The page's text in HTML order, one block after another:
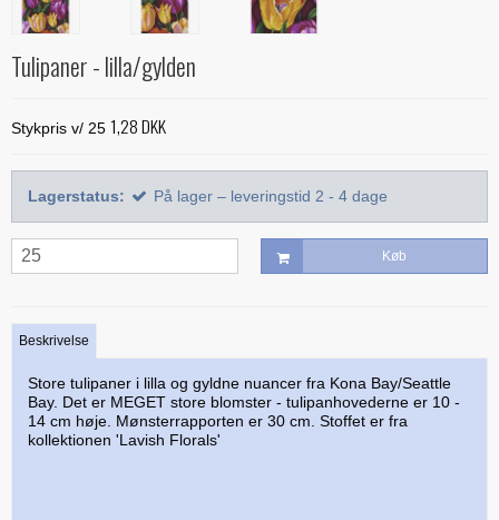
Stof efter farve
Treasure Håndquiltetråd
Glitter 'hologram'tråd
Indlægsstoffer
Polyester mellemfoer
Alle bøger
Julebøger
Modern Quilts
Paper/foundation piecing
Quiltning
Mønstre
Alle mønstre
BeColourful - Jacqueline de Jonge
Mønstre til stamps
Mønstre fra Sew Kind of Wonderful
Skabeloner og linealer
Buede former
Creative Grids
Diverse skabeloner
Linealer
Phillips Fiber Art
Studio 180 Design
Bøger om quiltning
Quiltemønstre
Fortrykte quilttoppe
Taskemønstre og -tilbehør
Taskemønstre
Lynlåse
Hardware - taskespænder
Indlægsstoffer og mellemfoer til tasker
Øvrigt tilbehør til tasker
Materialer til masker/mundbind
Kork og kunstlæder
Tulipaner - lilla/gylden
Stykpris v/ 25 1,28 DKK
Lagerstatus: På lager – leveringstid 2 - 4 dage
Køb
Beskrivelse
Store tulipaner i lilla og gyldne nuancer fra Kona Bay/Seattle
Bay. Det er MEGET store blomster - tulipanhovederne er 10 -
14 cm høje. Mønsterrapporten er 30 cm. Stoffet er fra
kollektionen 'Lavish Florals'